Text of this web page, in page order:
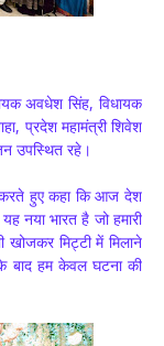
अवधेश सिंह, विधायक
प्रदेश महामंत्री शिवेश
उपस्थित रहे।
करते हुए कहा कि आज देश
नया भारत है जो हमारी
खोजकर मिट्टी में मिलाने
हम केवल घटना की